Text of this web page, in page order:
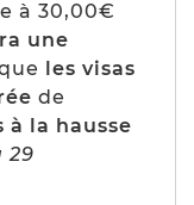
à 30,00€
une
les visas
de
à la hausse
29